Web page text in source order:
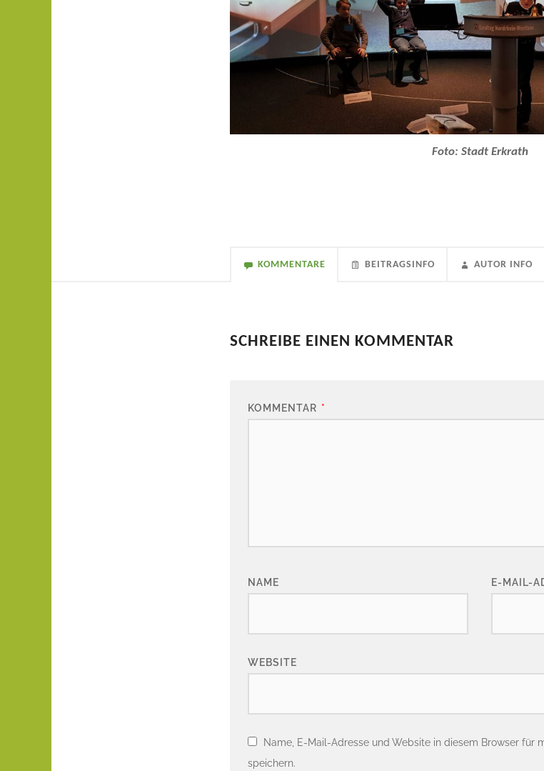
Foto: Stadt Erkrath
KOMMENTARE BEITRAGSINFO AUTOR INFO
SCHREIBE EINEN KOMMENTAR
KOMMENTAR *
NAME E-MAIL-
WEBSITE
Name, E-Mail-Adresse und Website in diesem Browser für
speichern.